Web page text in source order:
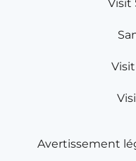
Visit
Avertissement